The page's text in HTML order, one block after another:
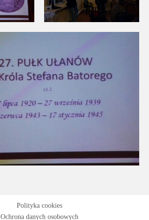
Polityka cookies
Ochrona danych osobowych